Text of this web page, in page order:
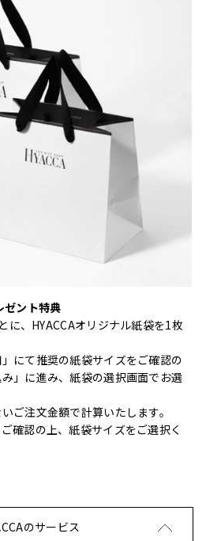
ゼント特典
に、HYACCAオリジナル紙袋を1枚
にて推奨の紙袋サイズをご確認の
」に進み、紙袋の選択画面でお選
ご注文金額で計算いたします。
確認の上、紙袋サイズをご選択く
のサービス